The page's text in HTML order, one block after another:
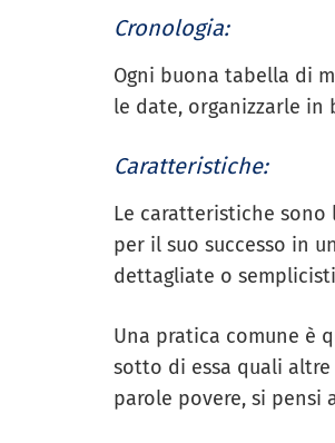
Cronologia:
Ogni buona tabella di
le date, organizzarle in
Caratteristiche:
Le caratteristiche
per il suo successo in
dettagliate o
Una pratica comune è
sotto di essa quali
parole povere, si pensi